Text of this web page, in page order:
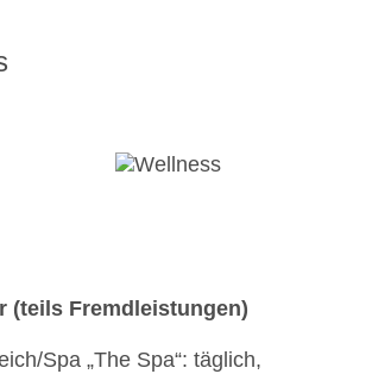
(teils Fremdleistungen)
Spa „The Spa“: täglich,